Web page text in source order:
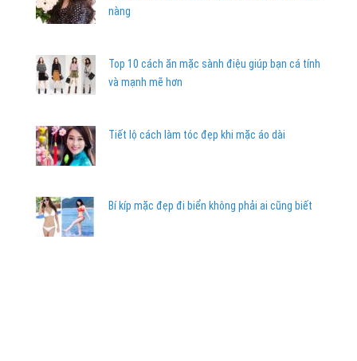
nàng
Top 10 cách ăn mặc sành điệu giúp bạn cá tính
và mạnh mẽ hơn
Tiết lộ cách làm tóc đẹp khi mặc áo dài
Bí kíp mặc đẹp đi biển không phải ai cũng biết